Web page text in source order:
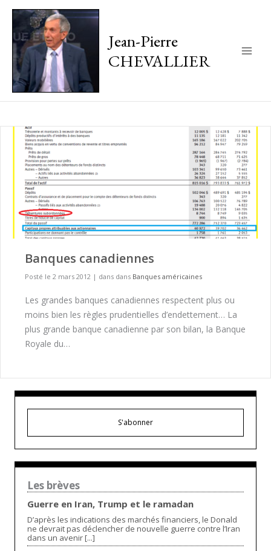
Jean-Pierre
CHEVALLIER
Banques canadiennes
Posté le 2 mars 2012 | dans dans Banques américaines
Les grandes banques canadiennes respectent plus ou
moins bien les règles prudentielles d’endettement… La
plus grande banque canadienne par son bilan, la Banque
Royale du…
S'abonner
Les brèves
Guerre en Iran, Trump et le ramadan
D’après les indications des marchés financiers, le Donald
ne devrait pas déclencher de nouvelle guerre contre l’Iran
dans un avenir [...]